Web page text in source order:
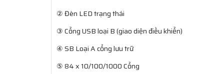
② Đèn LED trạng thái
③ Cổng USB loại B (giao diện điều khiển)
④ SB Loại A cổng lưu trữ
⑤ 84 x 10/100/1000 Cổng